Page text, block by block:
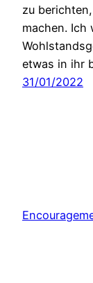
zu
machen. Ich
etwas in ihr
31/01/2022